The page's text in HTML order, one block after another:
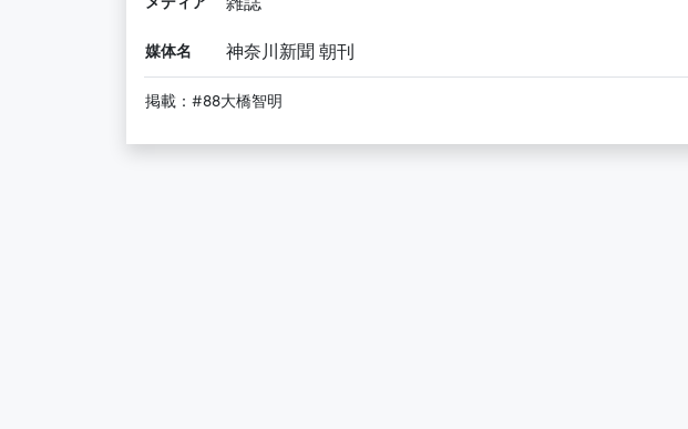
媒体名 神奈川新聞 朝刊
掲載：#88大橋智明